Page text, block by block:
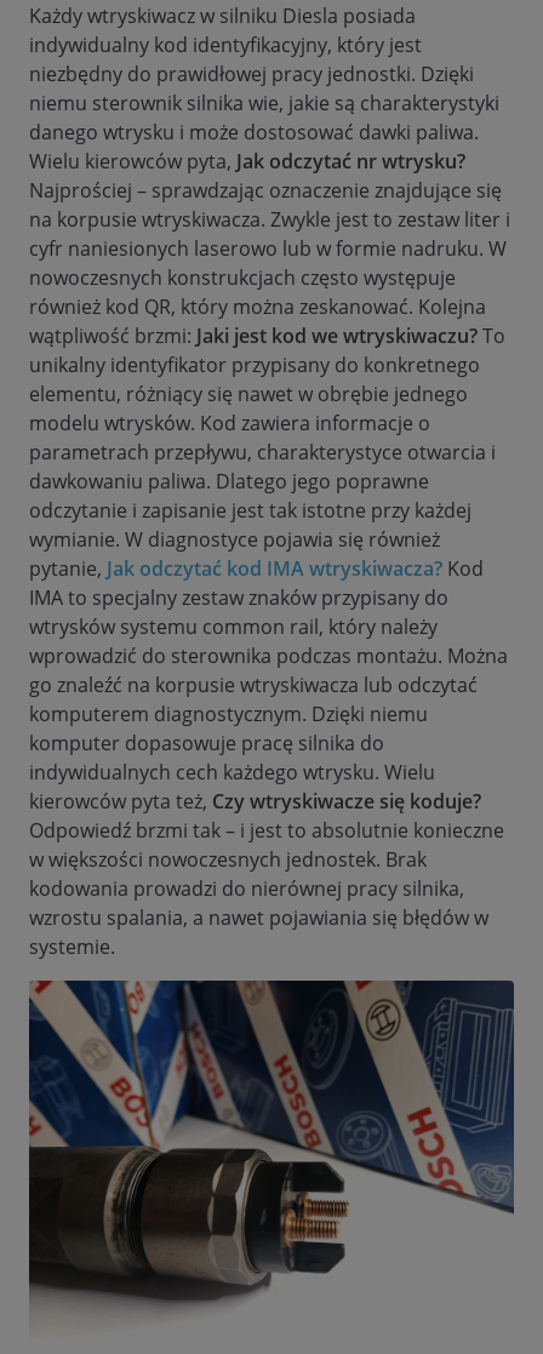
Każdy wtryskiwacz w silniku Diesla posiada
indywidualny kod identyfikacyjny, który jest
niezbędny do prawidłowej pracy jednostki. Dzięki
niemu sterownik silnika wie, jakie są charakterystyki
danego wtrysku i może dostosować dawki paliwa.
Wielu kierowców pyta, Jak odczytać nr wtrysku?
Najprościej – sprawdzając oznaczenie znajdujące się
na korpusie wtryskiwacza. Zwykle jest to zestaw liter i
cyfr naniesionych laserowo lub w formie nadruku. W
nowoczesnych konstrukcjach często występuje
również kod QR, który można zeskanować. Kolejna
wątpliwość brzmi: Jaki jest kod we wtryskiwaczu?To
unikalny identyfikator przypisany do konkretnego
elementu, różniący się nawet w obrębie jednego
modelu wtrysków. Kod zawiera informacje o
parametrach przepływu, charakterystyce otwarcia i
dawkowaniu paliwa. Dlatego jego poprawne
odczytanie i zapisanie jest tak istotne przy każdej
wymianie. W diagnostyce pojawia się również
pytanie, Jak odczytać kod IMA wtryskiwacza? Kod
IMA to specjalny zestaw znaków przypisany do
wtrysków systemu common rail, który należy
wprowadzić do sterownika podczas montażu. Można
go znaleźć na korpusie wtryskiwacza lub odczytać
komputerem diagnostycznym. Dzięki niemu
komputer dopasowuje pracę silnika do
indywidualnych cech każdego wtrysku. Wielu
kierowców pyta też, Czy wtryskiwacze się koduje?
Odpowiedź brzmi tak – i jest to absolutnie konieczne
w większości nowoczesnych jednostek. Brak
kodowania prowadzi do nierównej pracy silnika,
wzrostu spalania, a nawet pojawiania się błędów w
systemie.